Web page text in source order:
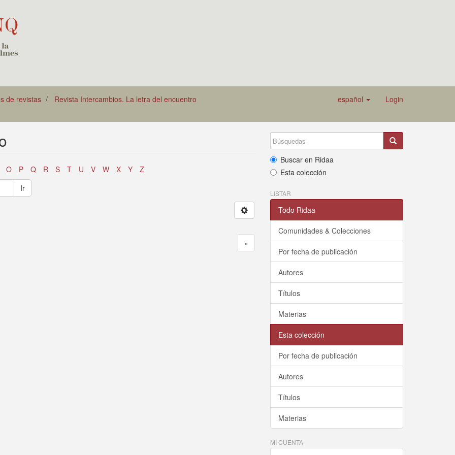
de revistas Revista Intercambios. La letra del encuentro español Login
O P Q R S T U V W X Y
Z
Ir
»
Buscar en Ridaa
Esta colección
LISTAR
Todo Ridaa
Comunidades & Colecciones
Por fecha de publicación
Autores
Títulos
Materias
Esta colección
Por fecha de publicación
Autores
Títulos
Materias
MI CUENTA